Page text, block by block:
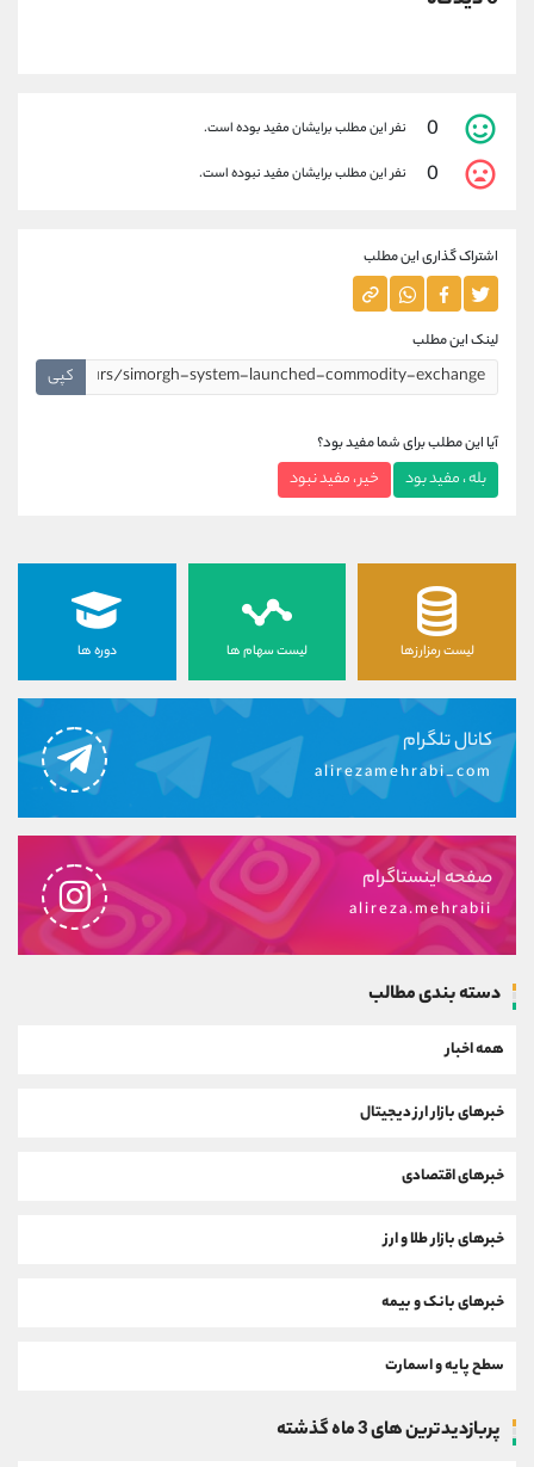
0 نفر این مطلب برایشان مفید بوده است.
0 نفر این مطلب برایشان مفید نبوده است.
اشتراک گذاری این مطلب
لینک این مطلب
کپی
آیا این مطلب برای شما مفید بود؟
بله ، مفید بود خیر ، مفید نبود
لیست رمزارزها لیست سهام ها دوره ها
کانال تلگرام
alirezamehrabi_com
صفحه اینستاگرام
alireza.mehrabii
دسته بندی مطالب
همه اخبار
خبرهای بازار ارز دیجیتال
خبرهای اقتصادی
خبرهای بازار طلا و ارز
خبرهای بانک و بیمه
سطح پایه و اسمارت
پربازدیدترین های 3 ماه گذشته